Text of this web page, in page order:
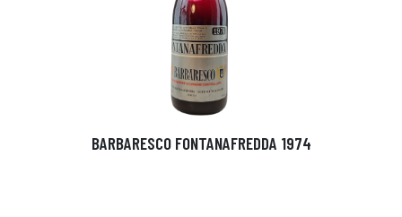
BARBARESCO FONTANAFREDDA 1974